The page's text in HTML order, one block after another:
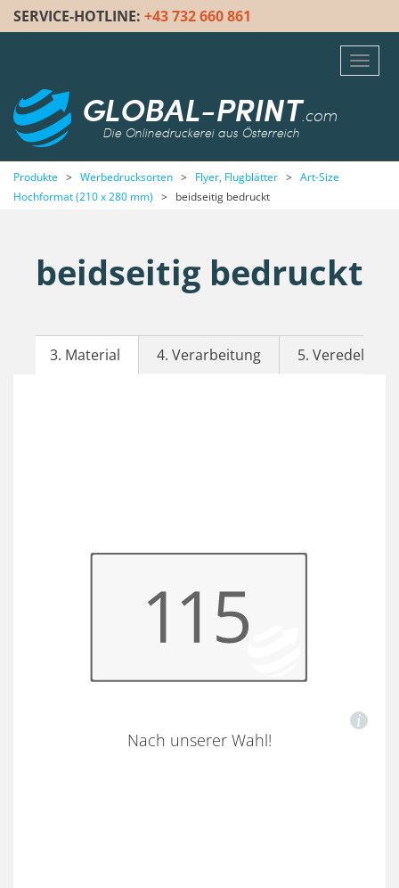
SERVICE-HOTLINE: +43 732 660 861
GLOBAL-PRINT.com
Die Onlinedruckerei aus Österreich
Produkte > Werbedrucksorten > Flyer, Flugblätter > Art-Size
Hochformat (210 x 280 mm) > beidseitig bedruckt
beidseitig bedruckt
3. Material 4. Verarbeitung 5. Veredelung
Nach unserer Wahl!